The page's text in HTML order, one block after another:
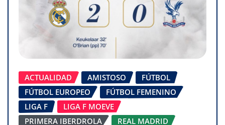
ACTUALIDAD AMISTOSO
FÚTBOL
FÚTBOL EUROPEO
FÚTBOL FEMENINO
LIGA F
LIGA F MOEVE
PRIMERA IBERDROLA
REAL MADRID